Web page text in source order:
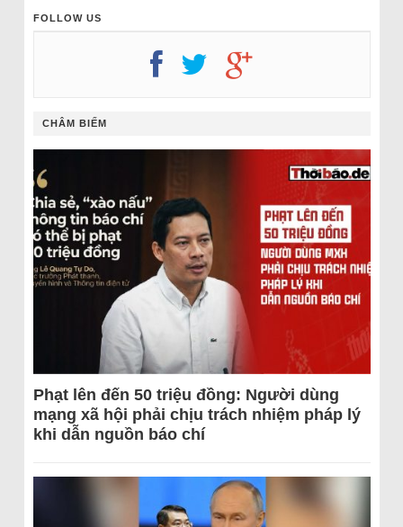
FOLLOW US
CHÂM BIẾM
Phạt lên đến 50 triệu đồng: Người dùng
mạng xã hội phải chịu trách nhiệm pháp lý
khi dẫn nguồn báo chí